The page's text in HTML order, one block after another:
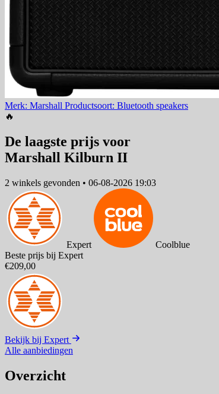
Merk: Marshall Productsoort: Bluetooth speakers
🔥
De laagste prijs voor
Marshall Kilburn II
2 winkels gevonden • 06-08-2026 19:03
Expert
Coolblue
Beste prijs bij Expert
€209,00
Bekijk bij Expert
Alle aanbiedingen
Overzicht